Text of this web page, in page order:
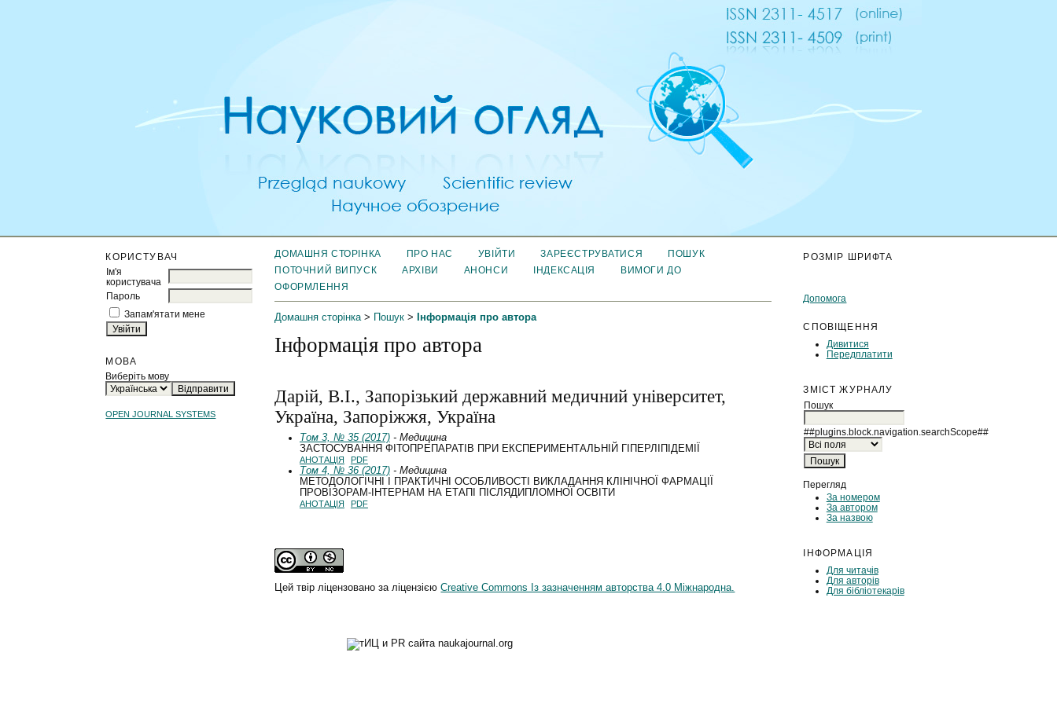
КОРИСТУВАЧ
Ім'я
користувача
Пароль
Запам'ятати мене
МОВА
Виберіть мову
OPEN JOURNAL SYSTEMS
РОЗМІР ШРИФТА
Допомога
СПОВІЩЕННЯ
Дивитися
Передплатити
ЗМІСТ ЖУРНАЛУ
Пошук
##plugins.block.navigation.searchScope##
Перегляд
За номером
За автором
За назвою
ІНФОРМАЦІЯ
Для читачів
Для авторів
Для бібліотекарів
ДОМАШНЯ СТОРІНКА ПРО НАС УВІЙТИ ЗАРЕЄСТРУВАТИСЯ
ПОШУК
ПОТОЧНИЙ ВИПУСК
АРХІВИ АНОНСИ ІНДЕКСАЦІЯ
ВИМОГИ ДО
ОФОРМЛЕННЯ
Домашня сторінка > Пошук > Інформація про автора
Інформація про автора
Дарій, В.І., Запорізький державний медичний університет,
Україна, Запоріжжя, Україна
Том 3, № 35 (2017)- Медицина
ЗАСТОСУВАННЯ ФІТОПРЕПАРАТІВ ПРИ ЕКСПЕРИМЕНТАЛЬНІЙ ГІПЕРЛІПІДЕМІЇ
АНОТАЦІЯ PDF
Том 4, № 36 (2017)- Медицина
МЕТОДОЛОГІЧНІ І ПРАКТИЧНІ ОСОБЛИВОСТІ ВИКЛАДАННЯ КЛІНІЧНОЇ ФАРМАЦІЇ
ПРОВІЗОРАМ-ІНТЕРНАМ НА ЕТАПІ ПІСЛЯДИПЛОМНОЇ ОСВІТИ
АНОТАЦІЯ PDF
Цей твір ліцензовано за ліцензієюCreative Commons Із зазначенням авторства 4.0 Міжнародна.